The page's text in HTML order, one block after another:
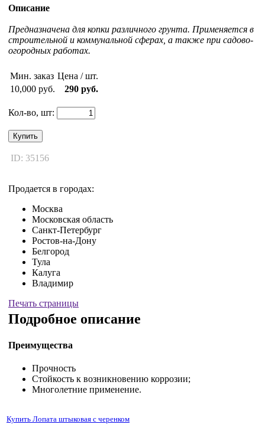
Описание
Предназначена для копки различного грунта. Применяется в
строительной и коммунальной сферах, а также при садово-
огородных работах.
Мин. заказ Цена / шт.
10,000 руб.
290 руб.
Кол-во, шт:
Купить
ID: 35156
Продается в городах:
Москва
Московская область
Санкт-Петербург
Ростов-на-Дону
Белгород
Тула
Калуга
Владимир
Печать страницы
Подробное описание
Преимущества
Прочность
Стойкость к возникновению коррозии;
Многолетние применение.
Купить Лопата штыковая с черенком